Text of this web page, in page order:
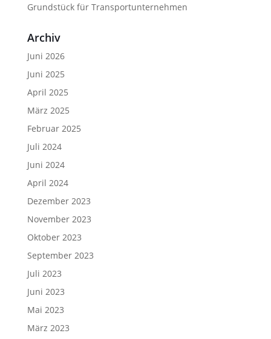
Grundstück für Transportunternehmen
Archiv
Juni 2026
Juni 2025
April 2025
März 2025
Februar 2025
Juli 2024
Juni 2024
April 2024
Dezember 2023
November 2023
Oktober 2023
September 2023
Juli 2023
Juni 2023
Mai 2023
März 2023